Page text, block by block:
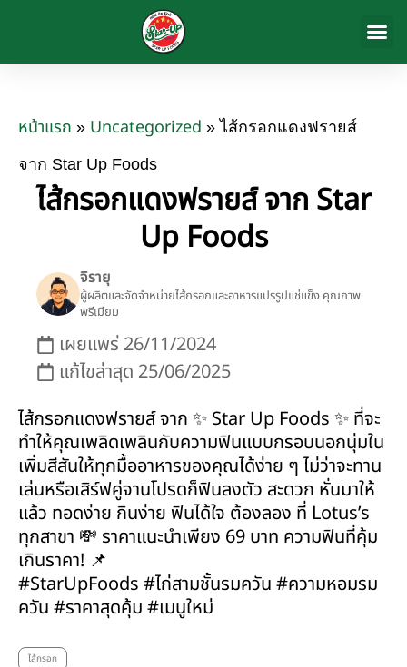
หน้าแรก » Uncategorized » ไส้กรอกแดงฟรายส์
จาก Star Up Foods
ไส้กรอกแดงฟรายส์ จาก Star
Up Foods
จิรายุ
ผู้ผลิตและจัดจำหน่ายไส้กรอกและอาหารแปรรูปแช่แข็ง คุณภาพ
พรีเมียม
เผยแพร่ 26/11/2024
แก้ไขล่าสุด 25/06/2025
ไส้กรอกแดงฟรายส์ จาก ✨ Star Up Foods ✨ ที่จะ
ทำให้คุณเพลิดเพลินกับความฟินแบบกรอบนอกนุ่มใน
เพิ่มสีสันให้ทุกมื้ออาหารของคุณได้ง่าย ๆ ไม่ว่าจะทาน
เล่นหรือเสิร์ฟคู่จานโปรดก็ฟินลงตัว สะดวก หั่นมาให้
แล้ว ทอดง่าย กินง่าย ฟินได้ใจ ต้องลอง ที่ Lotus’s
ทุกสาขา 💸 ราคาแนะนำเพียง 69 บาท ความฟินที่คุ้ม
เกินราคา! 📌
#StarUpFoods #ไก่สามชั้นรมควัน #ความหอมรม
ควัน #ราคาสุดคุ้ม #เมนูใหม่
ไส้กรอก